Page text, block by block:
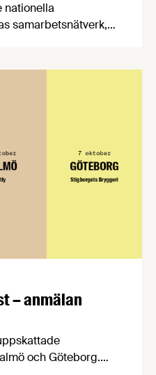
nationella
samarbetsnätverk,
– anmälan
och Göteborg.